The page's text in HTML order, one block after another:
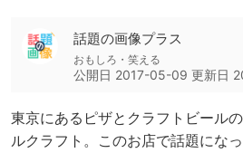
話題の画像プラス
おもしろ・笑える
公開日 2017-05-09 更新日
東京にあるピザとクラフトビール
ルクラフト。このお店で話題にな